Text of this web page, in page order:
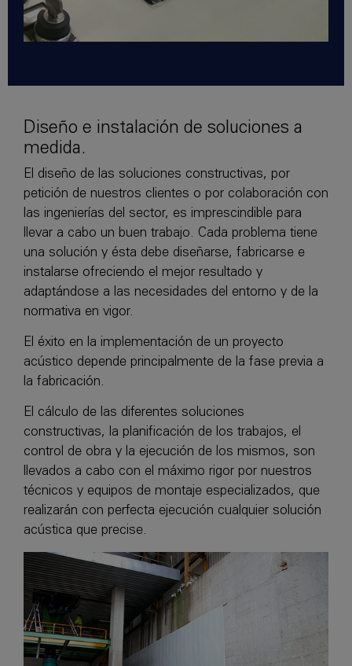
Diseño e instalación de soluciones a
medida.
El diseño de las soluciones constructivas, por
petición de nuestros clientes o por colaboración con
las ingenierías del sector, es imprescindible para
llevar a cabo un buen trabajo. Cada problema tiene
una solución y ésta debe diseñarse, fabricarse e
instalarse ofreciendo el mejor resultado y
adaptándose a las necesidades del entorno y de la
normativa en vigor.
El éxito en la implementación de un proyecto
acústico depende principalmente de la fase previa a
la fabricación.
El cálculo de las diferentes soluciones
constructivas, la planificación de los trabajos, el
control de obra y la ejecución de los mismos, son
llevados a cabo con el máximo rigor por nuestros
técnicos y equipos de montaje especializados, que
realizarán con perfecta ejecución cualquier solución
acústica que precise.